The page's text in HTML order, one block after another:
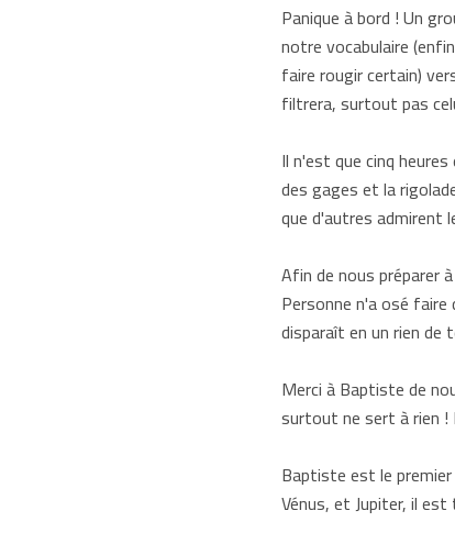
Panique à bord ! Un
notre vocabulaire
faire rougir certain)
filtrera, surtout pas
Il n'est que cinq
des gages et la
que d'autres admirent
Afin de nous préparer
Personne n'a osé
disparaît en un rien de
Merci à Baptiste de
surtout ne sert à rien !
Baptiste est le
Vénus, et Jupiter, il